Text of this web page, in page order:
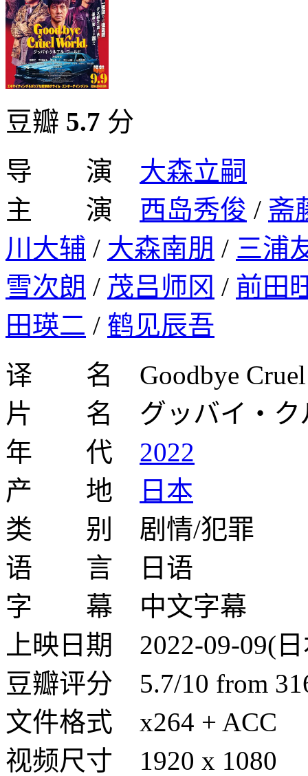
豆瓣 5.7 分
导 演 大森立嗣
主 演 西岛秀俊 / 斋
川大辅 / 大森南朋 / 三浦
雪次朗 / 茂吕师冈 / 前田
田瑛二 / 鹤见辰吾
译 名 Goodbye Cruel
片 名 グッバイ・ク
年 代 2022
产 地
日本
类 别 剧情/犯罪
语 言 日语
字 幕 中文字幕
上映日期 2022-09-09(
豆瓣评分 5.7/10 from
文件格式 x264 + ACC
视频尺寸 1920 x 1080